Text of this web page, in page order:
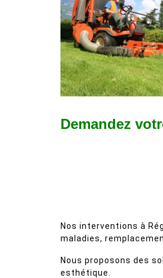
Demandez
Nos interventions à
maladies,
Nous proposons des
esthétique.